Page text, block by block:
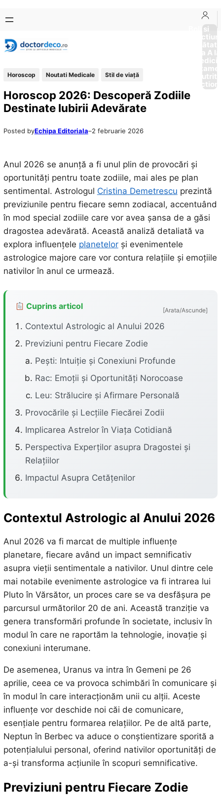
conținut
content
Boli si
Afectiuni
Sănătate
de la A
Horoscop Noutati Medicale Stil de viaţă
Horoscop 2026: Descoperă Zodiile
Destinate Iubirii Adevărate
Posted byEchipa Editoriala–2 februarie 2026
Anul 2026 se anunță a fi unul plin de provocări și
oportunități pentru toate zodiile, mai ales pe plan
sentimental. Astrologul Cristina Demetrescu prezintă
previziunile pentru fiecare semn zodiacal, accentuând
în mod special zodiile care vor avea șansa de a găsi
dragostea adevărată. Această analiză detaliată va
explora influențele planetelorși evenimentele
astrologice majore care vor contura relațiile și emoțiile
nativilor în anul ce urmează.
Cuprins articol [Arata/Ascunde]
Contextul Astrologic al Anului 2026
Previziuni pentru Fiecare Zodie
Pești: Intuiție și Conexiuni Profunde
Rac: Emoții și Oportunități Norocoase
Leu: Strălucire și Afirmare Personală
Provocările și Lecțiile Fiecărei Zodii
Implicarea Astrelor în Viața Cotidiană
Perspectiva Experților asupra Dragostei și
Relațiilor
Impactul Asupra Cetățenilor
Contextul Astrologic al Anului 2026
Anul 2026 va fi marcat de multiple influențe
planetare, fiecare având un impact semnificativ
asupra vieții sentimentale a nativilor. Unul dintre cele
mai notabile evenimente astrologice va fi intrarea lui
Pluto în Vărsător, un proces care se va desfășura pe
parcursul următorilor 20 de ani. Această tranziție va
genera transformări profunde în societate, inclusiv în
modul în care ne raportăm la tehnologie, inovație și
conexiuni interumane.
De asemenea, Uranus va intra în Gemeni pe 26
aprilie, ceea ce va provoca schimbări în comunicare și
în modul în care interacționăm unii cu alții. Aceste
influențe vor deschide noi căi de comunicare,
esențiale pentru formarea relațiilor. Pe de altă parte,
Neptun în Berbec va aduce o conștientizare sporită a
potențialului personal, oferind nativilor oportunități de
a-și transforma acțiunile în scopuri semnificative.
Previziuni pentru Fiecare Zodie